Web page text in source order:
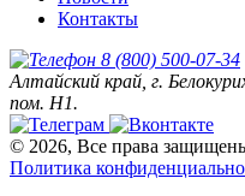
Контакты
8 (800) 500-07-34
Алтайский край, г.
пом. Н1.
© 2026, Все права
Политика